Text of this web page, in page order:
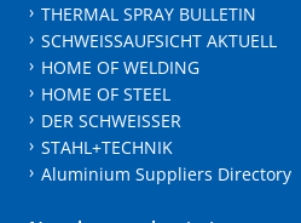
THERMAL SPRAY BULLETIN
SCHWEISSAUFSICHT AKTUELL
HOME OF WELDING
HOME OF STEEL
DER SCHWEISSER
STAHL+TECHNIK
Aluminium Suppliers Directory